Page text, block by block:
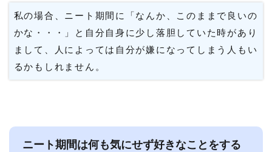
私の場合、ニート期間に「なんか、このままで良いの
かな・・・」と自分自身に少し落胆していた時があり
まして、人によっては自分が嫌になってしまう人もい
るかもしれません。
ニート期間は何も気にせず好きなことをする